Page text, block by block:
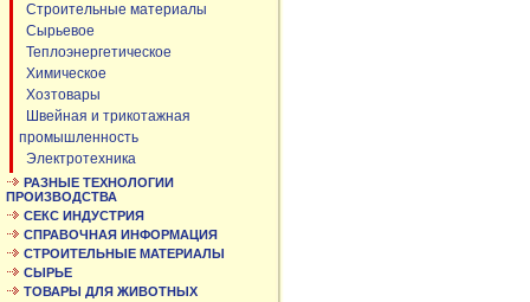
Строительные материалы
Сырьевое
Теплоэнергетическое
Химическое
Хозтовары
Швейная и трикотажная
промышленность
Электротехника
РАЗНЫЕ ТЕХНОЛОГИИ
ПРОИЗВОДСТВА
СЕКС ИНДУСТРИЯ
СПРАВОЧНАЯ ИНФОРМАЦИЯ
СТРОИТЕЛЬНЫЕ МАТЕРИАЛЫ
СЫРЬЕ
ТОВАРЫ ДЛЯ ЖИВОТНЫХ